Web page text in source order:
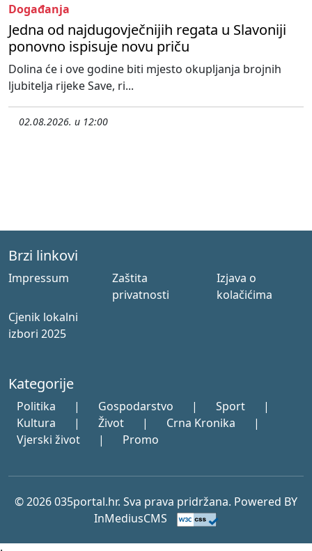
Događanja
Jedna od najdugovječnijih regata u Slavoniji
ponovno ispisuje novu priču
Dolina će i ove godine biti mjesto okupljanja brojnih
ljubitelja rijeke Save, ri...
02.08.2026. u 12:00
Brzi linkovi
Impressum
Zaštita
privatnosti
Izjava o
kolačićima
Cjenik lokalni
izbori 2025
Kategorije
Politika | Gospodarstvo | Sport
|
Kultura
| Život | Crna Kronika
|
Vjerski život
| Promo
© 2026 035portal.hr. Sva prava pridržana. Powered BY
InMediusCMS